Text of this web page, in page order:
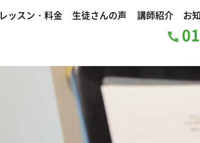
レッスン・料金 生徒さんの声 講師紹介 お